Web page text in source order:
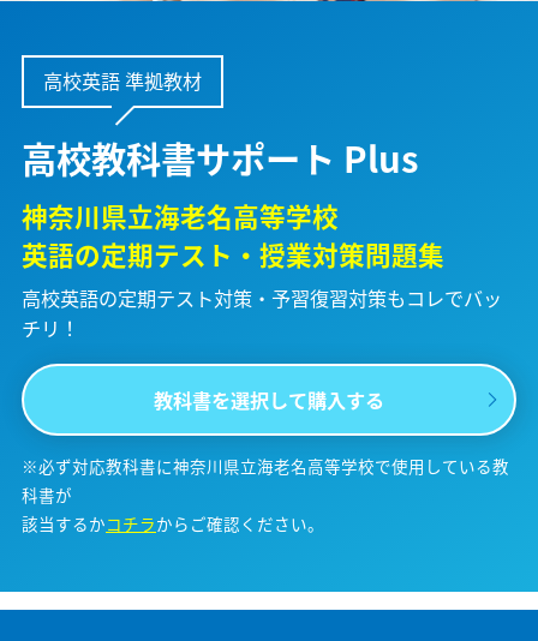
高校英語 準拠教材
高校教科書サポート Plus
神奈川県立海老名高等学校
英語の定期テスト・授業対策問題集
高校英語の定期テスト対策・予習復習対策もコレでバッ
チリ！
教科書を選択して購入する
※必ず対応教科書に神奈川県立海老名高等学校で使用している教
科書が
該当するかコチラからご確認ください。